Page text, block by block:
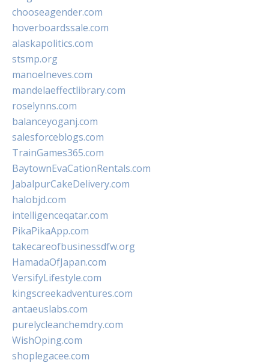
chooseagender.com
hoverboardssale.com
alaskapolitics.com
stsmp.org
manoelneves.com
mandelaeffectlibrary.com
roselynns.com
balanceyoganj.com
salesforceblogs.com
TrainGames365.com
BaytownEvaCationRentals.com
JabalpurCakeDelivery.com
halobjd.com
intelligenceqatar.com
PikaPikaApp.com
takecareofbusinessdfw.org
HamadaOfJapan.com
VersifyLifestyle.com
kingscreekadventures.com
antaeuslabs.com
purelycleanchemdry.com
WishOping.com
shoplegacee.com